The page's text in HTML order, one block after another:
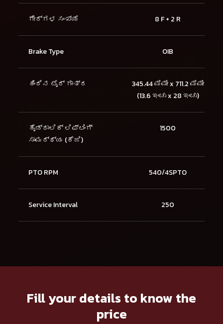
ಗೇರ್‌ಗಳ ಸಂಖ್ಯೆ 8 F + 2 R
Brake Type OIB
ಹಿಂದಿನ ಟೈರ್ ಗಾತ್ರ
345.44 ಮಿಮೀ x 711.2 ಮಿಮೀ
(13.6 ಇಂಚು x 28 ಇಂಚು)
ಹೈಡ್ರಾಲಿಕ್ ಲಿಫ್ಟಿಂಗ್
ಸಾಮರ್ಥ್ಯ (ಕೆಜಿ)
1500
PTO RPM 540/4SPTO
Service Interval 250
Fill your details to know the
price